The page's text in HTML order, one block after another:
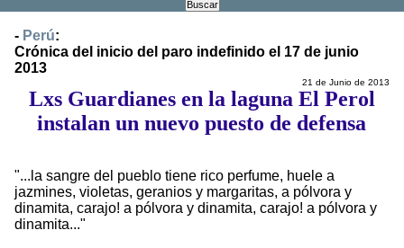
- Perú:
Crónica del inicio del paro indefinido el 17 de junio
2013
21 de Junio de 2013
Lxs Guardianes en la laguna El Perol
instalan un nuevo puesto de defensa
"...la sangre del pueblo tiene rico perfume, huele a
jazmines, violetas, geranios y margaritas, a pólvora y
dinamita, carajo! a pólvora y dinamita, carajo! a pólvora y
dinamita..."